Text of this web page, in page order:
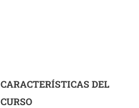
CARACTERÍSTICAS DEL
CURSO